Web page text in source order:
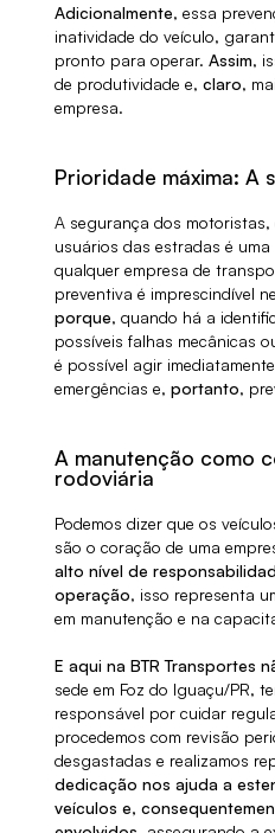
Adicionalmente, essa
inatividade do veículo,
pronto para operar. Assim,
de produtividade e, claro,
empresa.
Prioridade máxima: A
A segurança dos
usuários das estradas é
qualquer empresa de
preventiva é imprescindível
porque, quando há a
possíveis falhas mecânicas
é possível agir
emergências e, portanto,
A manutenção como
rodoviária
Podemos dizer que os
são o coração de uma
alto nível de
operação, isso representa
em manutenção e na
E aqui na BTR Transportes
sede em Foz do Iguaçu/PR,
responsável por cuidar
procedemos com revisão
desgastadas e realizamos
dedicação nos ajuda a
veículos e,